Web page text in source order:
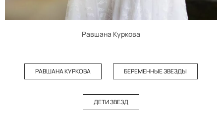
Равшана Куркова
РАВШАНА КУРКОВА БЕРЕМЕННЫЕ ЗВЕЗДЫ
ДЕТИ ЗВЕЗД